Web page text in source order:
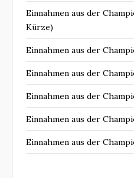
Einnahmen aus der
Kürze)
Einnahmen aus der
Einnahmen aus der
Einnahmen aus der
Einnahmen aus der
Einnahmen aus der